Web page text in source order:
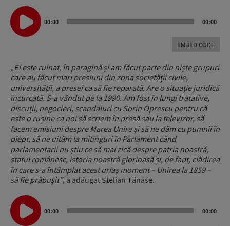
Audio
Player
00:00 00:00
EMBED CODE
„El este ruinat, în paragină și am făcut parte din niște grupuri
care au făcut mari presiuni din zona societății civile,
universității, a presei ca să fie reparată. Are o situație juridică
încurcată. S-a vândut pe la 1990. Am fost în lungi tratative,
discuții, negocieri, scandaluri cu Sorin Oprescu pentru că
este o rușine ca noi să scriem în presă sau la televizor, să
facem emisiuni despre Marea Unire și să ne dăm cu pumnii în
piept, să ne uităm la mitinguri în Parlament când
parlamentarii nu știu ce să mai zică despre patria noastră,
statul românesc, istoria noastră glorioasă și, de fapt, clădirea
în care s-a întâmplat acest uriaș moment – Unirea la 1859 –
să fie prăbușit”, a adăugat Stelian Tănase.
Audio
Player
00:00 00:00